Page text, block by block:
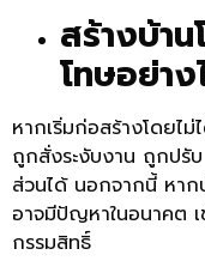
สร้างบ้า
โทษอย่าง
หากเริ่มก่อสร้างโดยไ
ถูกสั่งระงับงาน ถูกปรั
ส่วนได้ นอกจากนี้ หา
อาจมีปัญหาในอนาคต
กรรมสิทธิ์